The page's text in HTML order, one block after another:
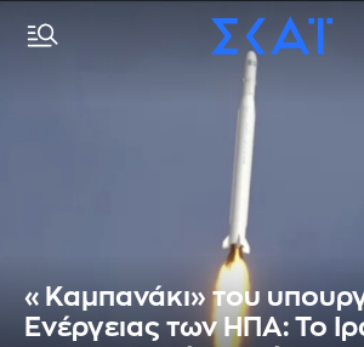
«Καμπανάκι» του
Ενέργειας των ΗΠΑ: Το